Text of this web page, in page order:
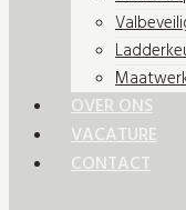
OVER ONS
VACATURE
CONTACT